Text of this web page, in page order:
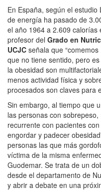
En España, según el
de energía ha pasado de
el año 1964 a 2.609 calorías
profesor del Grado en
UCJC señala que
que no tiene sentido, pero
la obesidad son
menos actividad física y
procesados son claves para
Sin embargo, al tiempo que
las personas con
recurrente con pacientes con
engordar y padecer
personas las que más
víctima de la misma
Guodemar. Se trata de un
desde el departamento de
y abrir a debate en una